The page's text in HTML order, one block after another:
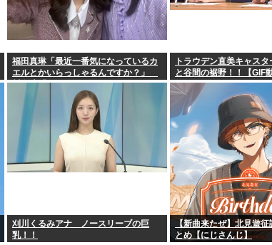
福田真琳「最近一番気になっているカ
エルとかいらっしゃるんですか？」
川名凜「それがいるんですよ」
トラウデン直美キャス
と谷間の裾野！！【GIF
刈川くるみアナ ノースリーブの巨
乳！！
【新曲来たぜ】北見遊
とめ【にじさんじ】